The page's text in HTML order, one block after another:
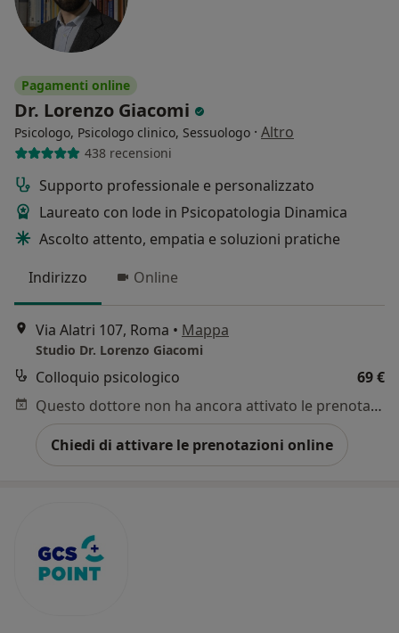
Pagamenti online
Dr. Lorenzo Giacomi
Psicologo, Psicologo clinico, Sessuologo · Altro
438 recensioni
Supporto professionale e personalizzato
Laureato con lode in Psicopatologia Dinamica
Ascolto attento, empatia e soluzioni pratiche
Indirizzo
Online
Via Alatri 107, Roma • Mappa
Studio Dr. Lorenzo Giacomi
Colloquio psicologico
69 €
Questo dottore non ha ancora attivato le prenotazioni online presso questo indirizzo.
Chiedi di attivare le prenotazioni online